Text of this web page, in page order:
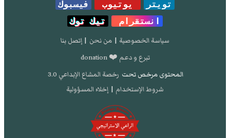
تويتر يوتيوب
فيسبوك
انستقرام
تيك توك
سياسة الخصوصية | من نحن | إتصل بنا
تبرع و دعم ❤️ donation
المحتوى مرخص تحت رخصة المشاع الإبداعي 3.0
شروط الإستخدام | إخلاء المسؤولية